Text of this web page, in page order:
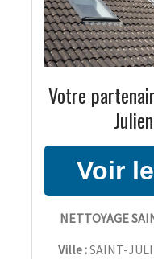
Votre
NETTOYAGE
Ville :SAINT-